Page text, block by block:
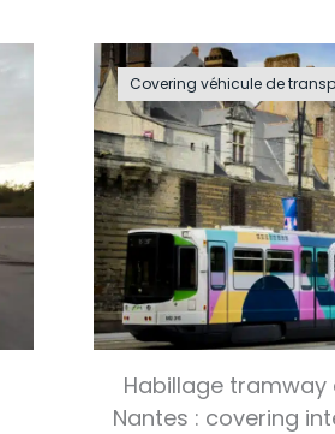
Covering véhicule de
Habillage
Nantes : covering